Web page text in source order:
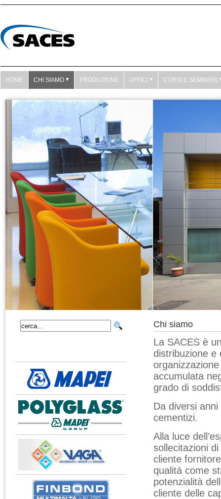
HOME CHI SIAMO PRODUZIONE UFFICI CORSI E SEMINARI
Chi siamo
La SACES è
distribuzione e
accumulata
grado di
Da diversi
cementizi.
Alla luce
sollecitazioni
cliente
qualità come
potenzialità
cliente delle